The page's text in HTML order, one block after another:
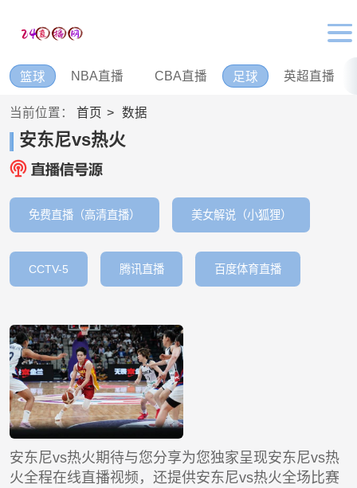
篮球 NBA直播 CBA直播 足球 英超直播
当前位置： 首页 数据
安东尼vs热火
免费直播（高清直播） 美女解说（小狐狸）
CCTV-5 腾讯直播 百度体育直播
安东尼vs热火期待与您分享为您独家呈现安东尼vs热
火全程在线直播视频，还提供安东尼vs热火全场比赛